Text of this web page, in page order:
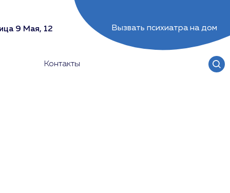
9 Мая, 12 Вызвать психиатра на дом
Контакты